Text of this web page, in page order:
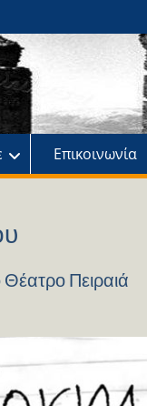
Επικοινωνία
Πειραιά